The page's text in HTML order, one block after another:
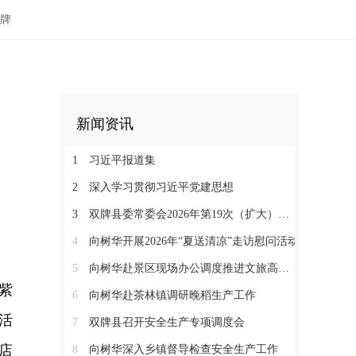
新闻资讯
1 习近平报道集
2 深入学习贯彻习近平党建思想
3 双牌县委常委会2026年第19次（扩大）会议召开
4 向树华开展2026年“夏送清凉”走访慰问活动
5 向树华赴景区现场办公调度推进文旅高质量发展
6 向树华赴茶林镇调研晚稻生产工作
7 双牌县召开安全生产专项调度会
8 向树华深入乡镇督导检查安全生产工作